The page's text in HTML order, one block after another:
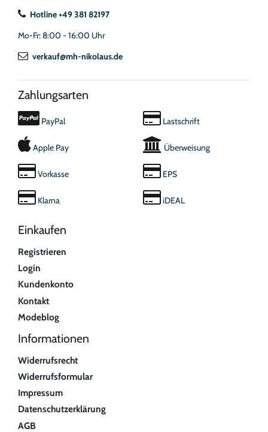
Hotline +49 381 82197
Mo-Fr: 8:00 - 16:00 Uhr
verkauf@mh-nikolaus.de
Zahlungsarten
PayPal
Apple Pay
Vorkasse
Klarna
Lastschrift
Überweisung
EPS
iDEAL
Einkaufen
Registrieren
Login
Kundenkonto
Kontakt
Modeblog
Informationen
Widerrufsrecht
Widerrufsformular
Impressum
Datenschutzerklärung
AGB